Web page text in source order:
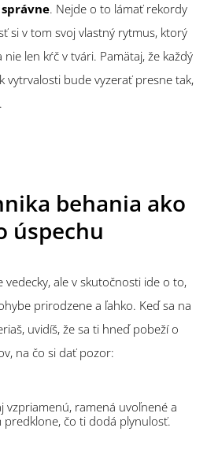
. Nejde o to lámať rekordy
si v tom svoj vlastný rytmus, ktorý
len kŕč v tvári. Pamätaj, že každý
vytrvalosti bude vyzerať presne tak,
behania ako
úspechu
vedecky, ale v skutočnosti ide o to,
prirodzene a ľahko. Keď sa na
uvidíš, že sa ti hneď pobeží o
na čo si dať pozor:
vzpriamenú, ramená uvoľnené a
predklone, čo ti dodá plynulosť.